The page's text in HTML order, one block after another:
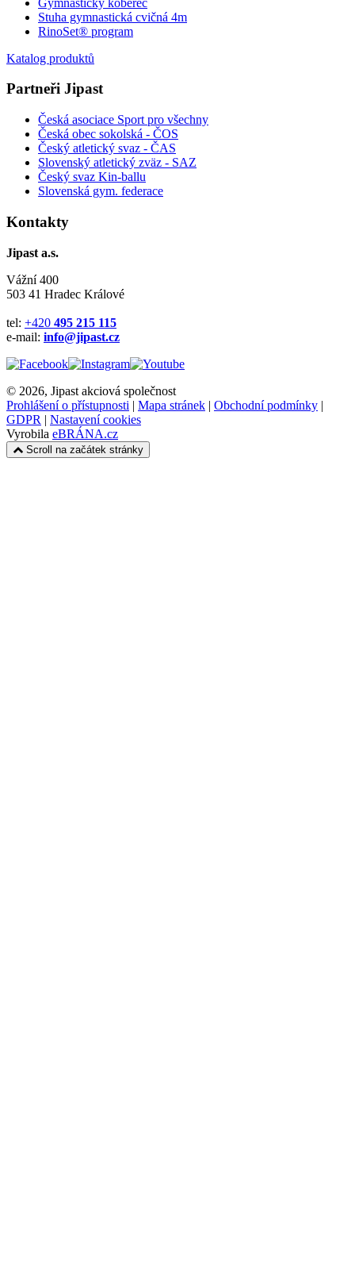
Stuha gymnastická cvičná 4m
RinoSet® program
Katalog produktů
Partneři Jipast
Česká asociace Sport pro všechny
Česká obec sokolská - ČOS
Český atletický svaz - ČAS
Slovenský atletický zväz - SAZ
Český svaz Kin-ballu
Slovenská gym. federace
Kontakty
Jipast a.s.
Vážní 400
503 41 Hradec Králové
tel: +420 495 215 115
e-mail: info@jipast.cz
© 2026, Jipast akciová společnost
Prohlášení o přístupnosti | Mapa stránek | Obchodní podmínky |
GDPR | Nastavení cookies
Vyrobila eBRÁNA.cz
Scroll na začátek stránky